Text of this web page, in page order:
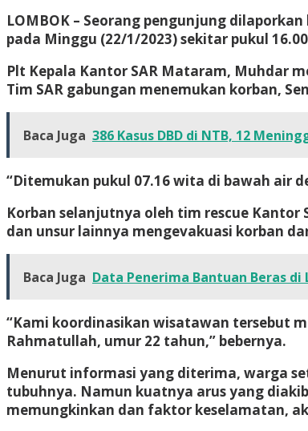
LOMBOK – Seorang pengunjung
pada Minggu (22/1/2023) sekitar pukul
Plt Kepala Kantor SAR Mataram, Muhdar
Tim SAR gabungan menemukan korban,
Baca Juga 386 Kasus DBD di NTB, 12
“Ditemukan pukul 07.16 wita di bawah air
Korban selanjutnya oleh tim rescue Kantor
dan unsur lainnya mengevakuasi korban
Baca Juga Data Penerima Bantuan Beras
“Kami koordinasikan wisatawan tersebut
Rahmatullah, umur 22 tahun,” bebernya.
Menurut informasi yang diterima, warga
tubuhnya. Namun kuatnya arus yang
memungkinkan dan faktor keselamatan,